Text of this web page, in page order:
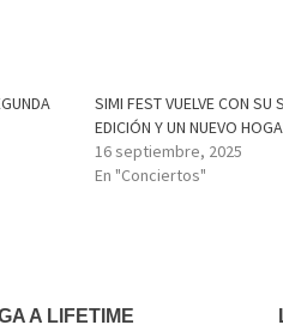
SIMI FEST VUELVE CON SU
EDICIÓN Y UN NUEVO
16 septiembre, 2025
En "Conciertos"
A LIFETIME